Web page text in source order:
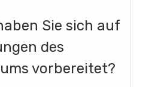
Sie sich auf
des
vorbereitet?